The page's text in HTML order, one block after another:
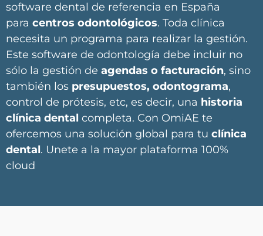
software dental de referencia en España
para centros odontológicos. Toda clínica
necesita un programa para realizar la gestión.
Este software de odontología debe incluir no
sólo la gestión de agendas o facturación, sino
también los presupuestos, odontograma,
control de prótesis, etc, es decir, una historia
clínica dental completa. Con OmiAE te
ofercemos una solución global para tu clínica
dental. Unete a la mayor plataforma 100%
cloud